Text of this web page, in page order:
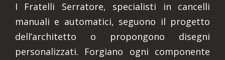
I Fratelli Serratore, specialisti in cancelli
manuali e automatici, seguono il progetto
dell’architetto o propongono disegni
personalizzati. Forgiano ogni componente